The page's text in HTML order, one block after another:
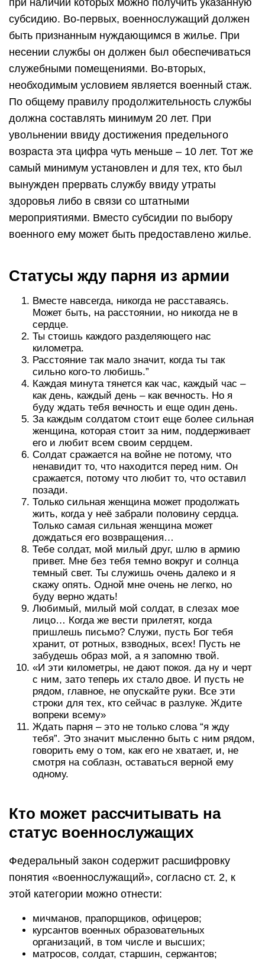
при наличии которых можно получить указанную
субсидию. Во-первых, военнослужащий должен
быть признанным нуждающимся в жилье. При
несении службы он должен был обеспечиваться
служебными помещениями. Во-вторых,
необходимым условием является военный стаж.
По общему правилу продолжительность службы
должна составлять минимум 20 лет. При
увольнении ввиду достижения предельного
возраста эта цифра чуть меньше – 10 лет. Тот же
самый минимум установлен и для тех, кто был
вынужден прервать службу ввиду утраты
здоровья либо в связи со штатными
мероприятиями. Вместо субсидии по выбору
военного ему может быть предоставлено жилье.
Статусы жду парня из армии
Вместе навсегда, никогда не расставаясь.
Может быть, на расстоянии, но никогда не в
сердце.
Ты стоишь каждого разделяющего нас
километра.
Расстояние так мало значит, когда ты так
сильно кого-то любишь.”
Каждая минута тянется как час, каждый час –
как день, каждый день – как вечность. Но я
буду ждать тебя вечность и еще один день.
За каждым солдатом стоит еще более сильная
женщина, которая стоит за ним, поддерживает
его и любит всем своим сердцем.
Солдат сражается на войне не потому, что
ненавидит то, что находится перед ним. Он
сражается, потому что любит то, что оставил
позади.
Только сильная женщина может продолжать
жить, когда у неё забрали половину сердца.
Только самая сильная женщина может
дождаться его возвращения…
Тебе солдат, мой милый друг, шлю в армию
привет. Мне без тебя темно вокруг и солнца
темный свет. Ты служишь очень далеко и я
скажу опять. Одной мне очень не легко, но
буду верно ждать!
Любимый, милый мой солдат, в слезах мое
лицо… Когда же вести прилетят, когда
пришлешь письмо? Служи, пусть Бог тебя
хранит, от ротных, взводных, всех! Пусть не
забудешь образ мой, а я запомню твой.
«И эти километры, не дают покоя. да ну и черт
с ним, зато теперь их стало двое. И пусть не
рядом, главное, не опускайте руки. Вcе эти
строки для тех, кто сейчас в разлуке. Ждите
вопреки всему»
Ждать парня – это не только слова “я жду
тебя”. Это значит мысленно быть с ним рядом,
говорить ему о том, как его не хватает, и, не
смотря на соблазн, оставаться верной ему
одному.
Кто может рассчитывать на
статус военнослужащих
Федеральный закон содержит расшифровку
понятия «военнослужащий», согласно ст. 2, к
этой категории можно отнести:
мичманов, прапорщиков, офицеров;
курсантов военных образовательных
организаций, в том числе и высших;
матросов, солдат, старшин, сержантов;